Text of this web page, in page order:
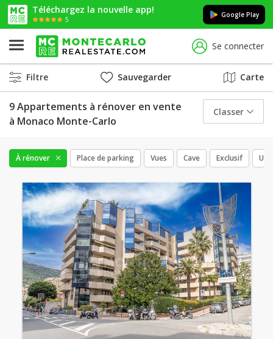
Téléchargez la nouvelle app!
5
Google Play
Se connecter
Filtre Sauvegarder Carte
9 Appartements à rénover en vente
à Monaco Monte-Carlo
Classer
À rénover Place de parking Vues Cave Exclusif